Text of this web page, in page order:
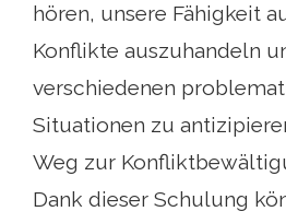
hören, unsere Fähigkeit
Konflikte auszuhandeln
verschiedenen
Situationen zu
Weg zur
Dank dieser Schulung